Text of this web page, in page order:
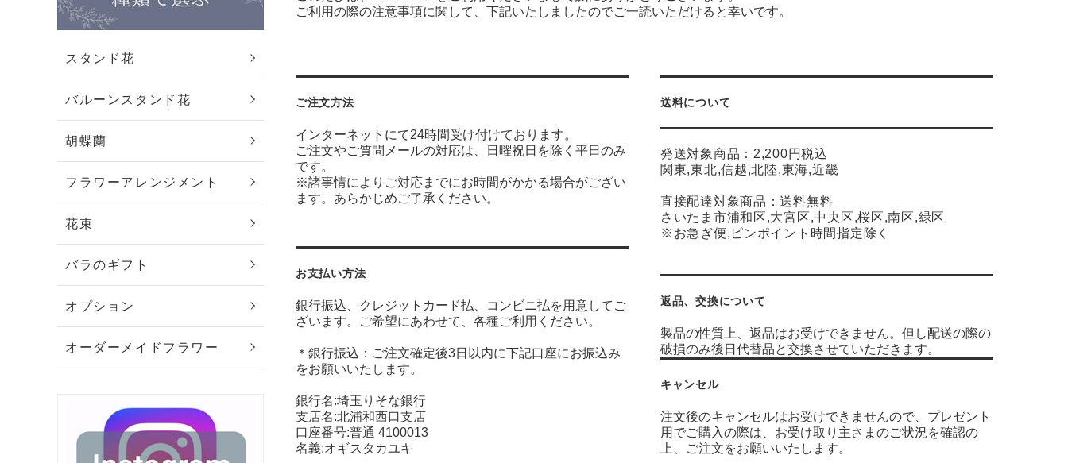
ご利用の際の注意事項に関して、下記いたしましたのでご一読いただけると幸いです。
ご注文方法
インターネットにて24時間受け付けております。
ご注文やご質問メールの対応は、日曜祝日を除く平日のみ
です。
※諸事情によりご対応までにお時間がかかる場合がござい
ます。あらかじめご了承ください。
お支払い方法
銀行振込、クレジットカード払、コンビニ払を用意してご
ざいます。ご希望にあわせて、各種ご利用ください。
＊銀行振込：ご注文確定後3日以内に下記口座にお振込み
をお願いいたします。
銀行名:埼玉りそな銀行
支店名:北浦和西口支店
口座番号:普通 4100013
名義:オギスタカユキ
送料について
発送対象商品：2,200円税込
関東,東北,信越,北陸,東海,近畿
直接配達対象商品：送料無料
さいたま市浦和区,大宮区,中央区,桜区,南区,緑区
※お急ぎ便,ピンポイント時間指定除く
返品、交換について
製品の性質上、返品はお受けできません。但し配送の際の
破損のみ後日代替品と交換させていただきます。
キャンセル
注文後のキャンセルはお受けできませんので、プレゼント
用でご購入の際は、お受け取り主さまのご状況を確認の
上、ご注文をお願いいたします。
スタンド花
バルーンスタンド花
胡蝶蘭
フラワーアレンジメント
花束
バラのギフト
オプション
オーダーメイドフラワー